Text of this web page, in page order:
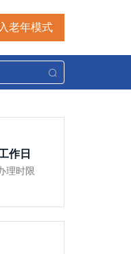
老年模式
作日
理时限